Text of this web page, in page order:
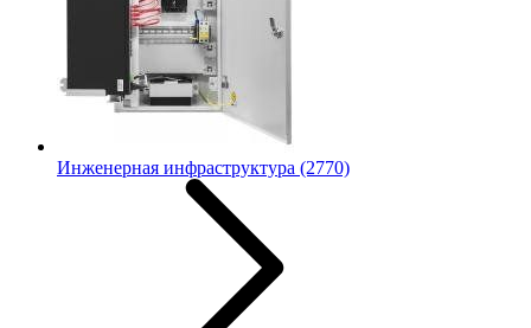
Инженерная инфраструктура (2770)